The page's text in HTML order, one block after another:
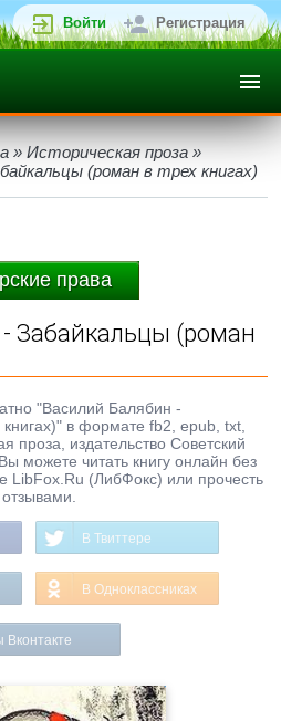
Войти Регистрация
» Историческая проза »
(роман в трех книгах)
права
Забайкальцы (роман
"Василий Балябин -
в формате fb2, epub, txt,
проза, издательство Советский
можете читать книгу онлайн без
LibFox.Ru (ЛибФокс) или прочесть
В Твиттере
В Одноклассниках
Вконтакте